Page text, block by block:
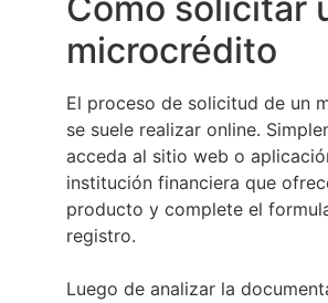
microcrédito
El proceso de solicitud de un
se suele realizar online.
acceda al sitio web o
institución financiera que
producto y complete el
registro.
Luego de analizar la